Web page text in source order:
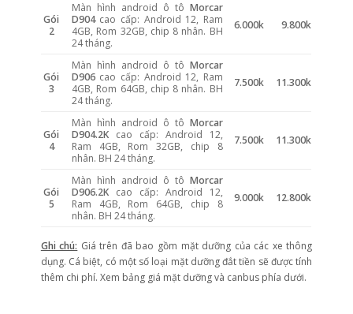
Gói
2
Màn hình android ô tô Morcar
D904cao cấp: Android 12, Ram
4GB, Rom 32GB, chip 8 nhân. BH
24 tháng.
6.000k 9.800k
Gói
3
Màn hình android ô tô Morcar
D906cao cấp: Android 12, Ram
4GB, Rom 64GB, chip 8 nhân. BH
24 tháng.
7.500k 11.300k
Gói
4
Màn hình android ô tô Morcar
D904.2Kcao cấp: Android 12,
Ram 4GB, Rom 32GB, chip 8
nhân. BH 24 tháng.
7.500k 11.300k
Gói
5
Màn hình android ô tô Morcar
D906.2Kcao cấp: Android 12,
Ram 4GB, Rom 64GB, chip 8
nhân. BH 24 tháng.
9.000k 12.800k
Ghi chú: Giá trên đã bao gồm mặt dưỡng của các xe thông
dụng. Cá biệt, có một số loại mặt dưỡng đắt tiền sẽ được tính
thêm chi phí. Xem bảng giá mặt dưỡng và canbus phía dưới.